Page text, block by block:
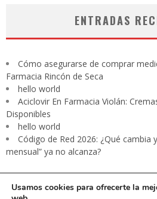
ENTRADAS
Cómo asegurarse de comprar
Farmacia Rincón de Seca
hello world
Aciclovir En Farmacia Violán:
Disponibles
hello world
Código de Red 2026: ¿Qué cambia
mensual” ya no alcanza?
Usamos cookies para ofrecerte la